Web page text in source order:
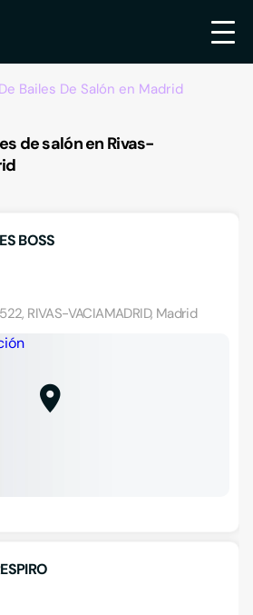
Bailes De Salón en Madrid
de salón en Rivas-
BOSS
RIVAS-VACIAMADRID, Madrid